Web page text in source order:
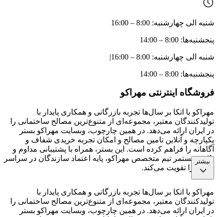
شنبه الی چهارشنبه: 8:00 – 16:00
پنجشنبه‌ها: 8:00 – 14:00
شنبه الی چهارشنبه: 8:00 – 16:00 |
پنجشنبه‌ها: 8:00 – 14:00
فروشگاه اینترنتی مهراکو
مهراکو با اتکا بر سال‌ها تجربه بازرگانی و همکاری پایدار با
تولیدکنندگان معتبر، مجموعه‌ای از متنوع‌ترین مصالح ساختمانی را
در ایران ارائه می‌دهد. در همین چارچوب، وبسایت مهراکو بستر
یکپارچه و آنلاین تامین مصالح و امکان تجربه خریدی شفاف و
آگاهانه را فراهم کرده است. این بستر، همراه با پشتیبانی مداوم و
تلاش مستمر تیم متخصص مهراکو، پایه اعتماد سازندگان در سراسر
کشور را تقویت می‌کند.
بیشتر
مهراکو با اتکا بر سال‌ها تجربه بازرگانی و همکاری پایدار با
تولیدکنندگان معتبر، مجموعه‌ای از متنوع‌ترین مصالح ساختمانی را
در ایران ارائه می‌دهد. در همین چارچوب، وبسایت مهراکو بستر